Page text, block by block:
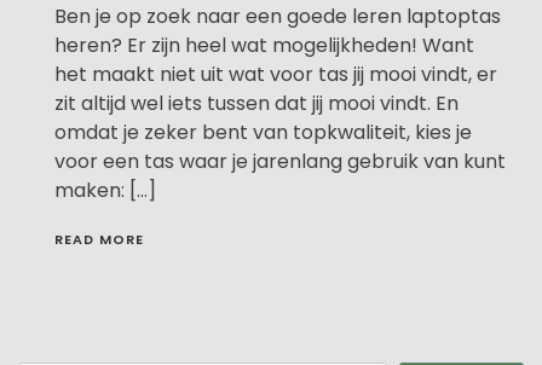
Ben je op zoek naar een goede leren laptoptas
heren? Er zijn heel wat mogelijkheden! Want
het maakt niet uit wat voor tas jij mooi vindt, er
zit altijd wel iets tussen dat jij mooi vindt. En
omdat je zeker bent van topkwaliteit, kies je
voor een tas waar je jarenlang gebruik van kunt
maken: […]
READ MORE